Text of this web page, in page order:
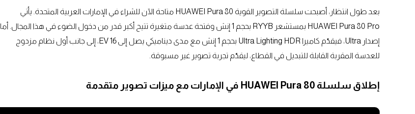
بعد طول انتظار، أصبحت سلسلة التصوير القوية HUAWEI Pura 80 متاحة الآن للشراء في الإمارات العربية المتحدة. يأتي
HUAWEI Pura 80 Pro بمستشعر RYYB بحجم 1 إنش وفتحة عدسة متغيرة تتيح أكبر قدر من دخول الضوء في هذا المجال. أما
إصدار Ultra، فيقدّم كاميرا Ultra Lighting HDR بحجم 1 إنش مع مدى ديناميكي يصل إلى 16 EV، إلى جانب أول نظام مزدوج
للعدسة المقربة القابلة للتبديل في القطاع، ليقدّم تجربة تصوير غير مسبوقة.
إطلاق سلسلة HUAWEI Pura 80 في الإمارات مع ميزات تصوير متقدمة